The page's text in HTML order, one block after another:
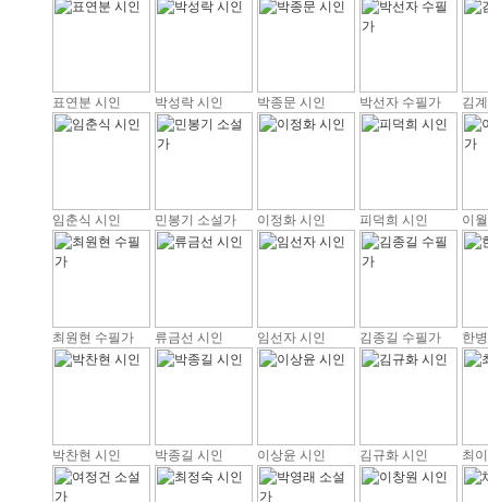
표연분 시인 박성락 시인 박종문 시인 박선자 수필가 김
임춘식 시인 민봉기 소설가 이정화 시인 피덕희 시인 이
최원현 수필가 류금선 시인 임선자 시인 김종길 수필가 한
박찬현 시인 박종길 시인 이상윤 시인 김규화 시인 최